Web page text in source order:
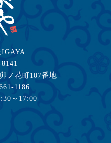
ノ花町107番地
1186
～17:00